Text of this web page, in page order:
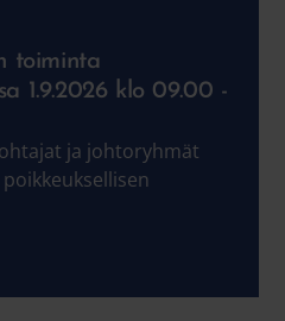
toiminta
1.9.2026 klo 09.00 -
ja johtoryhmät